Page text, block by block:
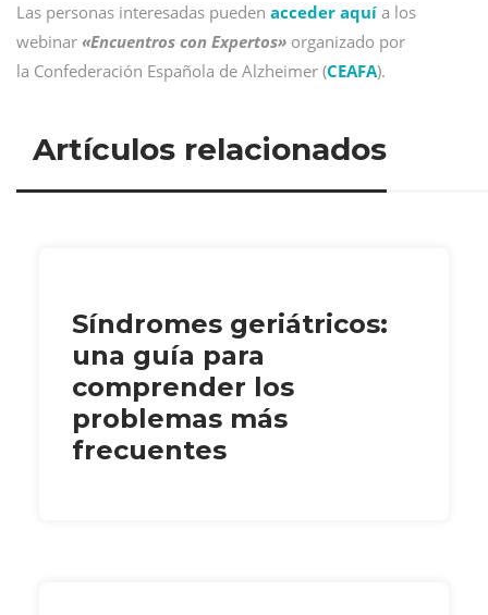
Las personas interesadas pueden acceder aquí a los
webinar «Encuentros con Expertos» organizado por
la Confederación Española de Alzheimer (CEAFA).
Artículos relacionados
Síndromes geriátricos:
una guía para
comprender los
problemas más
frecuentes